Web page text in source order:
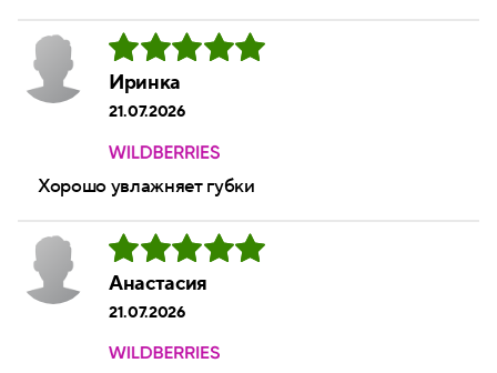
Иринка
21.07.2026
Хорошо увлажняет губки
Анастасия
21.07.2026